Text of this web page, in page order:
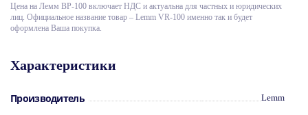
саморезов. РазмерыLemm VR-100
стандартизированы и подходят для любых моделей
тангент.
Цена на Лемм ВР-100 включает НДС и актуальна для частных и юридических
лиц. Официальное название товар – Lemm VR-100 именно так и будет
оформлена Ваша покупка.
Характеристики
Производитель Lemm